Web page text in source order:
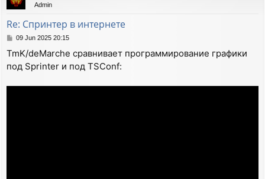
Admin
Re: Спринтер в интернете
P
s
t
09 Jun 2025 20:15
TmK/deMarche сравнивает программирование графики
под Sprinter и под TSConf: